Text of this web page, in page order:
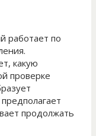
работает по
какую
проверке
продолжать